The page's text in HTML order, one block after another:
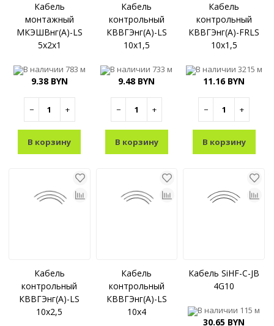
Кабель
монтажный
МКЭШВнг(A)-LS
5x2x1
В наличии 783 м
9.38 BYN
− +
В корзину
Кабель
контрольный
КВВГЭнг(A)-LS
10x1,5
В наличии733 м
9.48 BYN
− +
В корзину
Кабель
контрольный
КВВГЭнг(A)-FRLS
10x1,5
В наличии 3215 м
11.16 BYN
− +
В корзину
Кабель
контрольный
КВВГЭнг(A)-LS
10x2,5
Кабель
контрольный
КВВГЭнг(A)-LS
10x4
Кабель SiHF-С-JB
4G10
В наличии 115 м
30.65 BYN